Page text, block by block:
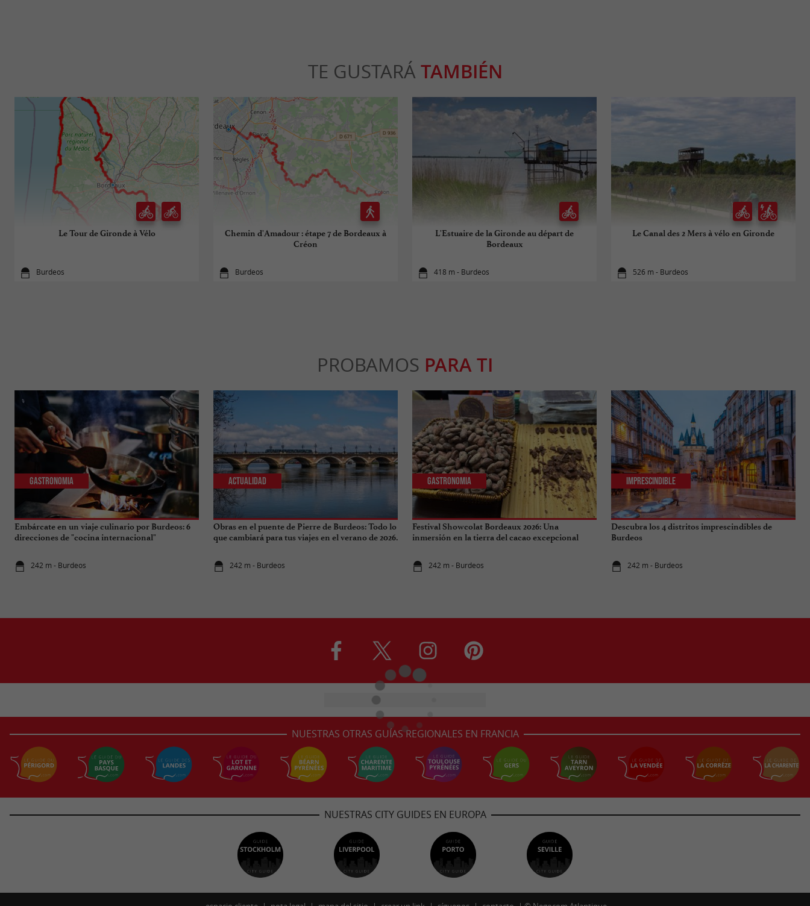
TE GUSTARÁTAMBIÉN
Le Tour de Gironde à Vélo
Burdeos
Chemin d'Amadour : étape 7 de Bordeaux à
Créon
Burdeos
L'Estuaire de la Gironde au départ de
Bordeaux
418 m - Burdeos
Le Canal des 2 Mers à vélo en Gironde
526 m - Burdeos
PROBAMOS PARA TI
Embárcate en un viaje culinario por Burdeos: 6
direcciones de "cocina internacional"
242 m - Burdeos
Gastronomia
Obras en el puente de Pierre de Burdeos: Todo lo
que cambiará para tus viajes en el verano de 2026.
242 m - Burdeos
Actualidad
Festival Showcolat Bordeaux 2026: Una
inmersión en la tierra del cacao excepcional
242 m - Burdeos
Gastronomia
Descubra los 4 distritos imprescindibles de
Burdeos
242 m - Burdeos
Imprescindible
NUESTRAS OTRAS GUÍAS REGIONALES EN FRANCIA
NUESTRAS CITY GUIDES EN EUROPA